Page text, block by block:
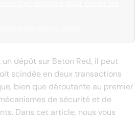
dépôt sur Beton Red, il peut
scindée en deux transactions
bien que déroutante au premier
de sécurité et de
Dans cet article, nous vous